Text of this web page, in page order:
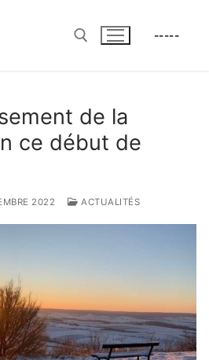
-----
de la
ce début de
2022 ACTUALITÉS